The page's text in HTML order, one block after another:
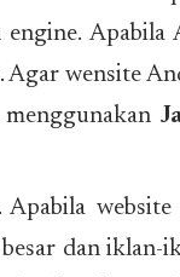
Apabila
wensite
dan